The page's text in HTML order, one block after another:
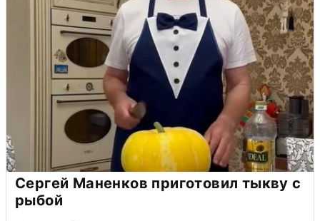
Сергей Маненков приготовил тыкву с
рыбой